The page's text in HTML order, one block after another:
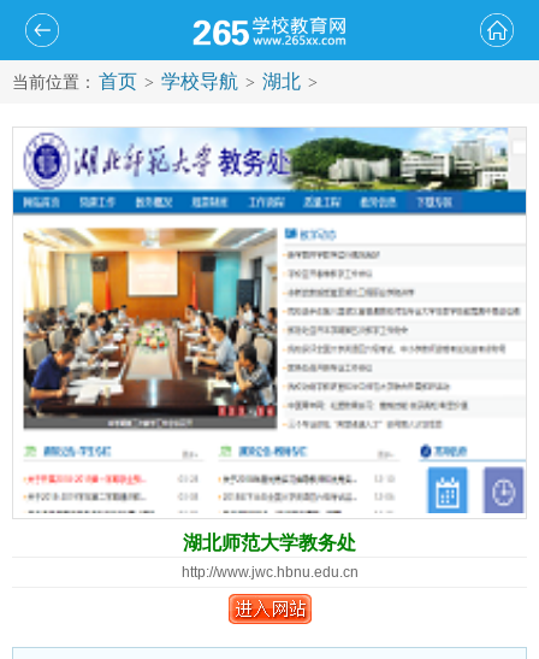
当前位置： 首页 > 学校导航 > 湖北 >
湖北师范大学教务处
http://www.jwc.hbnu.edu.cn